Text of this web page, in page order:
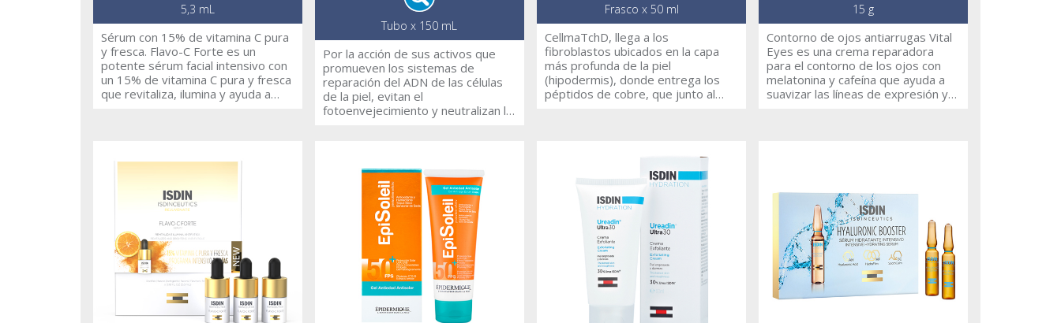
5,3 mL
Sérum con 15% de vitamina C pura
y fresca. Flavo-C Forte es un
potente sérum facial intensivo con
un 15% de vitamina C pura y fresca
que revitaliza, ilumina y ayuda a
arrugas en solo 10 días,
oxidativo y la polución. Su
innovador formato con vitamina C
en polvo mantiene la vitamina C
fresca y estable hasta el primer
momento de uso, cuando se
mezcla con una solución líquida con
ingredientes antioxidantes,
hidratantes y antipolución.
Tubo x 150 mL
Por la acción de sus activos que
promueven los sistemas de
reparación del ADN de las células
de la piel, evitan el
fotoenvejecimiento y neutralizan la
del estrés oxidativo. La presencia
de extractos naturales y de
Phytoney CTG® mantienen el
balance hídrico de la piel.
Frasco x 50 ml
CellmaTchD, llega a los
fibroblastos ubicados en la capa
más profunda de la piel
(hipodermis), donde entrega los
péptidos de cobre, que junto al
espectro.
15 g
Contorno de ojos antiarrugas Vital
Eyes es una crema reparadora
para el contorno de los ojos con
melatonina y cafeína que ayuda a
suavizar las líneas de expresión y
la zona y refrescar la mirada.
Resultados visibles en sólo 28 días.